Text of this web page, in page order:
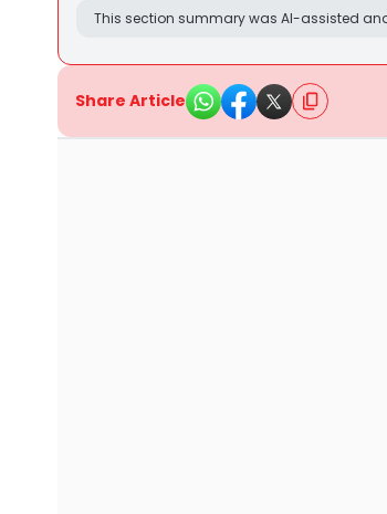
This section summary was AI-assisted
Share Article